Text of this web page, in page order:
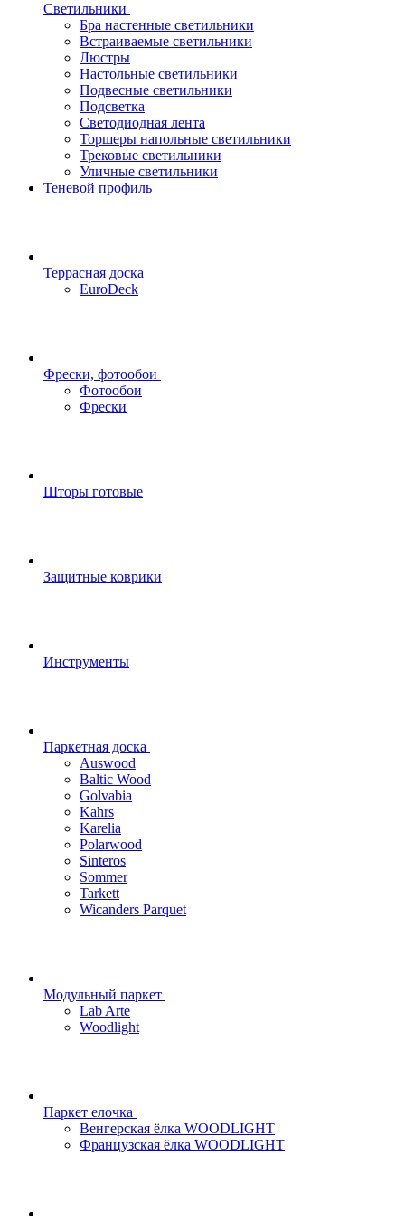
Светильники
Бра настенные светильники
Встраиваемые светильники
Люстры
Настольные светильники
Подвесные светильники
Подсветка
Светодиодная лента
Торшеры напольные светильники
Трековые светильники
Уличные светильники
Теневой профиль
Террасная доска
EuroDeck
Фрески, фотообои
Фотообои
Фрески
Шторы готовые
Защитные коврики
Инструменты
Паркетная доска
Auswood
Baltic Wood
Golvabia
Kahrs
Karelia
Polarwood
Sinteros
Sommer
Tarkett
Wicanders Parquet
Модульный паркет
Lab Arte
Woodlight
Паркет елочка
Венгерская ёлка WOODLIGHT
Французская ёлка WOODLIGHT